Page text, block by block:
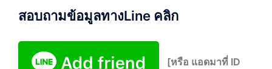
สอบถามข้อมูลทางLine คลิก
[หรือ แอดมาที่ ID